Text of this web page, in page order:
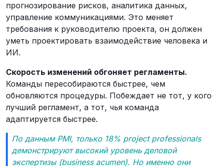
прогнозирование рисков, аналитика данных,
управление коммуникациями. Это меняет
требования к руководителю проекта, он должен
уметь проектировать взаимодействие человека и
ИИ.
Скорость изменений обгоняет регламенты.
Команды пересобираются быстрее, чем
обновляются процедуры. Побеждает не тот, у кого
лучший регламент, а тот, чья команда
адаптируется быстрее.
По данным PMI, только 18% project professionals
демонстрируют высокий уровень деловой
экспертизы (business acumen). Но именно они